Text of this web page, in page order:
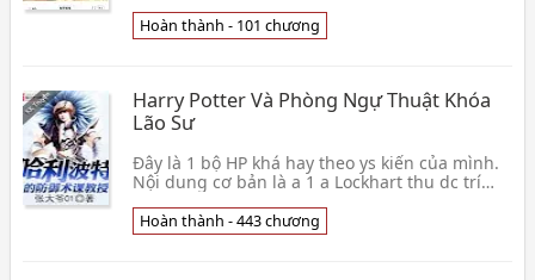
người n👦 Nhị Kháp
Hoàn thành - 101 chương
Harry Potter Và Phòng Ngự Thuật Khóa
Lão Sư
Đây là 1 bộ HP khá hay theo ys kiến của mình.
Nội dung cơ bản là a 1 a Lockhart thu dc trí
lai v👦 Trương Đại Gia 01
Hoàn thành - 443 chương